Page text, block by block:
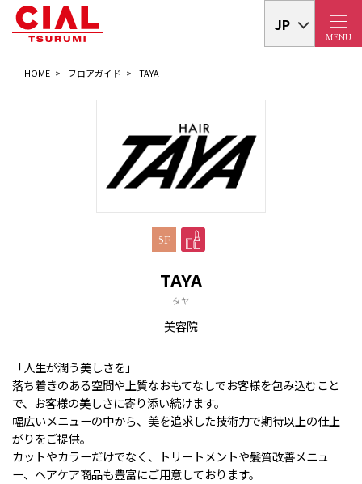
MENU
JP
HOME フロアガイド TAYA
5F
TAYA
タヤ
美容院
「人生が潤う美しさを」
落ち着きのある空間や上質なおもてなしでお客様を包み込むこと
で、お客様の美しさに寄り添い続けます。
幅広いメニューの中から、美を追求した技術力で期待以上の仕上
がりをご提供。
カットやカラーだけでなく、トリートメントや髪質改善メニュ
ー、ヘアケア商品も豊富にご用意しております。